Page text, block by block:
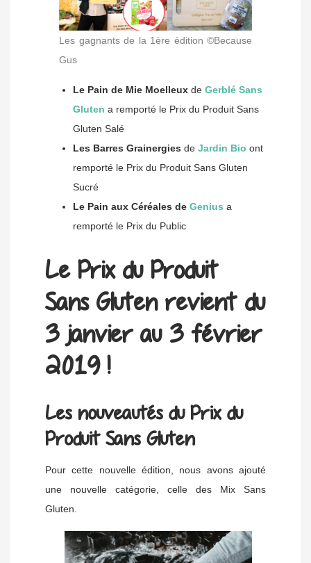
Les gagnants de la 1ère édition ©Because
Gus
Le Pain de Mie Moelleux de Gerblé Sans
Gluten a remporté le Prix du Produit Sans
Gluten Salé
Les Barres Grainergies de Jardin Bio ont
remporté le Prix du Produit Sans Gluten
Sucré
Le Pain aux Céréales de Genius a
remporté le Prix du Public
Le Prix du Produit
Sans Gluten revient du
3 janvier au 3 février
2019 !
Les nouveautés du Prix du
Produit Sans Gluten
Pour cette nouvelle édition, nous avons ajouté
une nouvelle catégorie, celle des Mix Sans
Gluten.